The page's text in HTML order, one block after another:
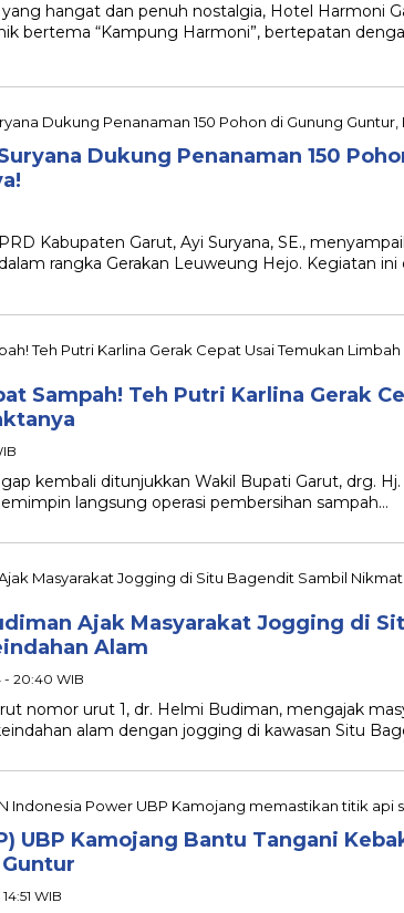
yang hangat dan penuh nostalgia, Hotel Harmoni
bertema “Kampung Harmoni”, bertepatan
Dukung Penanaman 150
Kabupaten Garut, Ayi Suryana, SE.,
rangka Gerakan Leuweung Hejo. Kegiatan ini
Sampah! Teh Putri Karlina Gerak
kembali ditunjukkan Wakil Bupati Garut, drg.
langsung operasi pembersihan sampah…
Ajak Masyarakat Jogging di
Alam
- 20:40 WIB
nomor urut 1, dr. Helmi Budiman, mengajak
alam dengan jogging di kawasan Situ
UBP Kamojang Bantu Tangani
WIB